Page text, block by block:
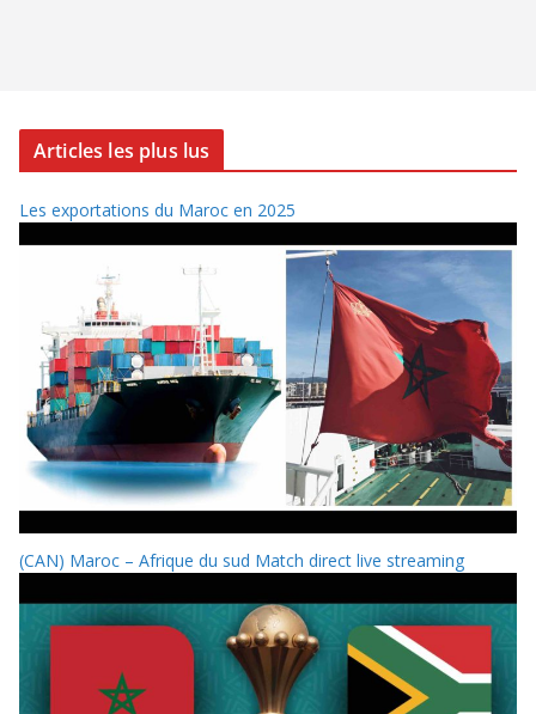
Articles les plus lus
Les exportations du Maroc en 2025
(CAN) Maroc – Afrique du sud Match direct live streaming